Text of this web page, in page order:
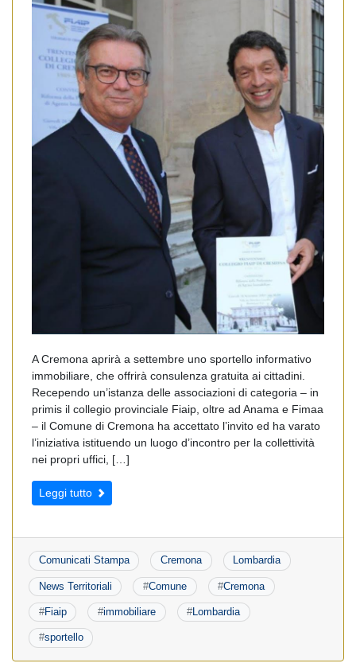
A Cremona aprirà a settembre uno sportello informativo
immobiliare, che offrirà consulenza gratuita ai cittadini.
Recependo un’istanza delle associazioni di categoria – in
primis il collegio provinciale Fiaip, oltre ad Anama e Fimaa
– il Comune di Cremona ha accettato l’invito ed ha varato
l’iniziativa istituendo un luogo d’incontro per la collettività
nei propri uffici, […]
Leggi tutto
Comunicati Stampa Cremona Lombardia
News Territoriali #Comune #Cremona
#Fiaip #immobiliare #Lombardia
#sportello